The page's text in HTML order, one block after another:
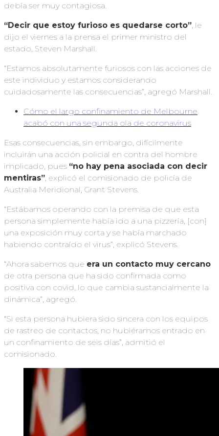
debía ser muy contagiosa.
“Decir que estoy furioso es quedarse corto”, le
dijo el viernes a la prensa el primer ministro del
estado, Steven Marshall.
“Estamos absolutamente furiosos con las acciones de
este individuo y estamos considerando
cuidadosamente las consecuencias”, agregó Marshall.
Cómo el largo confinamiento de Melbourne
acabó con una segunda ola de coronavirus
Esas consecuencias, sin embargo, difícilmente
incluirán una acción policial en contra del hombre
implicado, pues “no hay pena asociada con decir
mentiras”, explicó el comisionado de policía de
Australia Meridional, Grant Stevens.
“Estábamos operando con la premisa de que esta
persona simplemente había ido a una pizzería, [con]
una exposición muy corta y se había marchado
habiendo contraído el virus”, explicó Stevens.
“Ahora sabemos que era un contacto muy cercano
de otra persona que ha sido confirmada como
positiva con covid, lo que cambia sustancialmente la
dinámica”, agregó.
“Si esta persona hubiera sido sincera con los equipos
de rastreo de contactos, no hubiéramos entrado en
un confinamiento de seis días”, admitió el
comisionado.